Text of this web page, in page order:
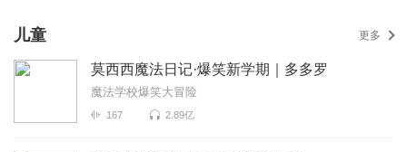
儿童 更多
莫西西魔法日记·爆笑新学期｜多多罗
魔法学校爆笑大冒险
167 2.89亿